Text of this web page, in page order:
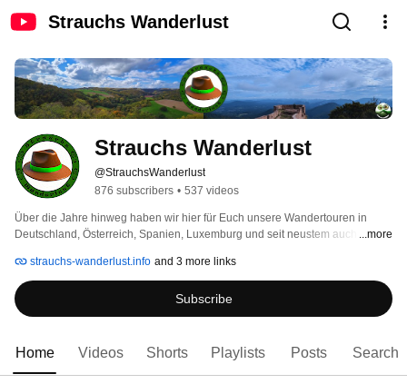
Strauchs Wanderlust
Strauchs Wanderlust
@StrauchsWanderlust
876 subscribers • 537 videos
Über die Jahre hinweg haben wir hier für Euch unsere Wandertouren in
Deutschland, Österreich, Spanien, Luxemburg und seit neustem auch
...more
strauchs-wanderlust.info and 3 more links
Subscribe
Home Videos Shorts Playlists Posts Search